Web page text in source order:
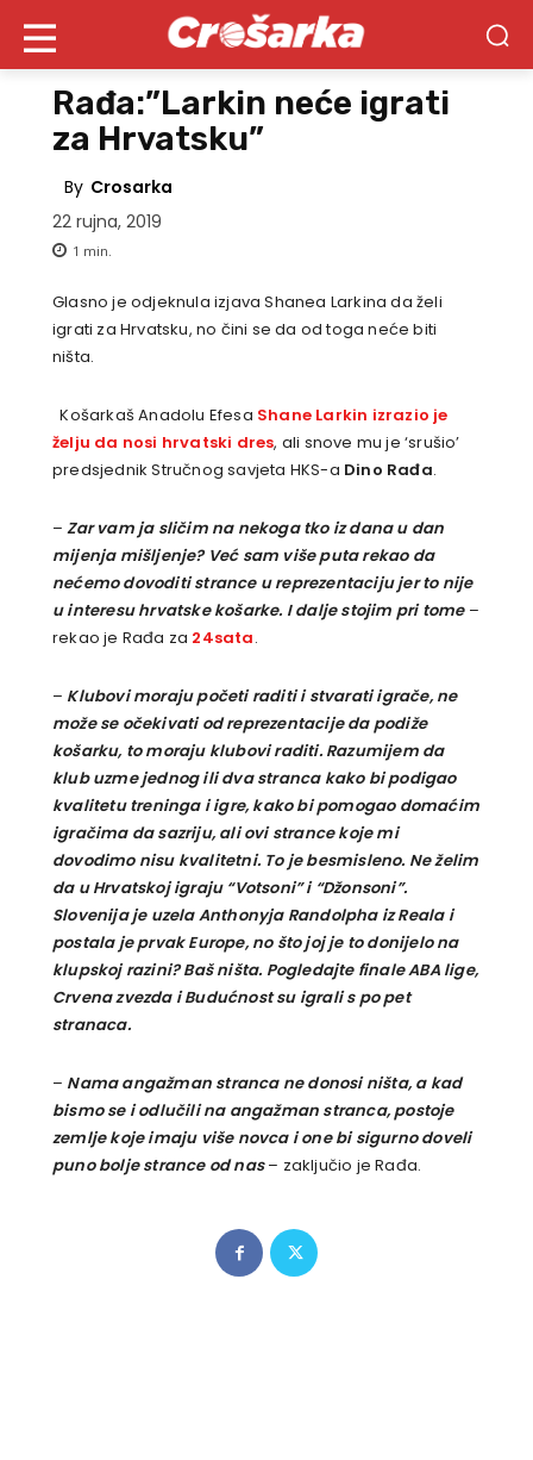
Rađa:”Larkin neće igrati
za Hrvatsku”
By Crosarka
22 rujna, 2019
1 min.
Glasno je odjeknula izjava Shanea Larkina da želi
igrati za Hrvatsku, no čini se da od toga neće biti
ništa.
Košarkaš Anadolu Efesa Shane Larkin izrazio je
želju da nosi hrvatski dres, ali snove mu je ‘srušio’
predsjednik Stručnog savjeta HKS-a Dino Rađa.
–Zar vam ja sličim na nekoga tko iz dana u dan
mijenja mišljenje? Već sam više puta rekao da
nećemo dovoditi strance u reprezentaciju jer to nije
u interesu hrvatske košarke. I dalje stojim pri tome–
rekao je Rađa za 24sata.
– Klubovi moraju početi raditi i stvarati igrače, ne
može se očekivati od reprezentacije da podiže
košarku, to moraju klubovi raditi. Razumijem da
klub uzme jednog ili dva stranca kako bi podigao
kvalitetu treninga i igre, kako bi pomogao domaćim
igračima da sazriju, ali ovi strance koje mi
dovodimo nisu kvalitetni. To je besmisleno. Ne želim
da u Hrvatskoj igraju “Votsoni” i “Džonsoni”.
Slovenija je uzela Anthonyja Randolpha iz Reala i
postala je prvak Europe, no što joj je to donijelo na
klupskoj razini? Baš ništa. Pogledajte finale ABA lige,
Crvena zvezda i Budućnost su igrali s po pet
stranaca.
– Nama angažman stranca ne donosi ništa, a kad
bismo se i odlučili na angažman stranca, postoje
zemlje koje imaju više novca i one bi sigurno doveli
puno bolje strance od nas – zaključio je Rađa.